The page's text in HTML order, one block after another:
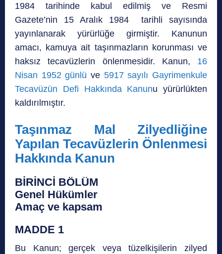
1984 tarihinde kabul edilmiş ve Resmi
Gazete’nin 15 Aralık 1984 tarihli sayısında
yayınlanarak yürürlüğe girmiştir. Kanunun
amacı, kamuya ait taşınmazların korunması ve
haksız tecavüzlerin önlenmesidir. Kanun, 16
Nisan 1952 günlü ve 5917 sayılı Gayrimenkule
Tecavüzün Defi Hakkında Kanunu yürürlükten
kaldırılmıştır.
Taşınmaz Mal Zilyedliğine
Yapılan Tecavüzlerin Önlenmesi
Hakkında Kanun
BİRİNCİ BÖLÜM
Genel Hükümler
Amaç ve kapsam
MADDE 1
Bu Kanun; gerçek veya tüzelkişilerin zilyed